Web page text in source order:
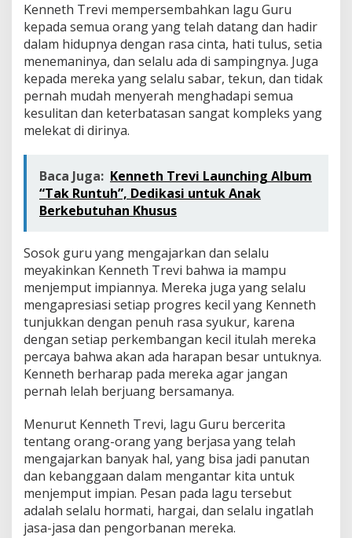
Kenneth Trevi mempersembahkan lagu Guru
kepada semua orang yang telah datang dan hadir
dalam hidupnya dengan rasa cinta, hati tulus, setia
menemaninya, dan selalu ada di sampingnya. Juga
kepada mereka yang selalu sabar, tekun, dan tidak
pernah mudah menyerah menghadapi semua
kesulitan dan keterbatasan sangat kompleks yang
melekat di dirinya.
Baca Juga: Kenneth Trevi Launching Album
“Tak Runtuh”, Dedikasi untuk Anak
Berkebutuhan Khusus
Sosok guru yang mengajarkan dan selalu
meyakinkan Kenneth Trevi bahwa ia mampu
menjemput impiannya. Mereka juga yang selalu
mengapresiasi setiap progres kecil yang Kenneth
tunjukkan dengan penuh rasa syukur, karena
dengan setiap perkembangan kecil itulah mereka
percaya bahwa akan ada harapan besar untuknya.
Kenneth berharap pada mereka agar jangan
pernah lelah berjuang bersamanya.
Menurut Kenneth Trevi, lagu Guru bercerita
tentang orang-orang yang berjasa yang telah
mengajarkan banyak hal, yang bisa jadi panutan
dan kebanggaan dalam mengantar kita untuk
menjemput impian. Pesan pada lagu tersebut
adalah selalu hormati, hargai, dan selalu ingatlah
jasa-jasa dan pengorbanan mereka.